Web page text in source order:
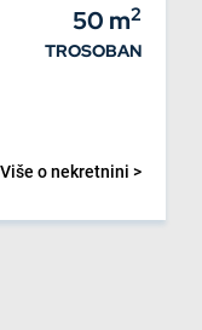
50 m2
TROSOBAN
Više o nekretnini >